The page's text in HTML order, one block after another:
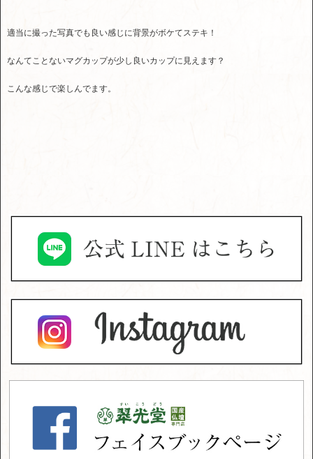
適当に撮った写真でも良い感じに背景がボケてステキ！
なんてことないマグカップが少し良いカップに見えます？
こんな感じで楽しんでます。